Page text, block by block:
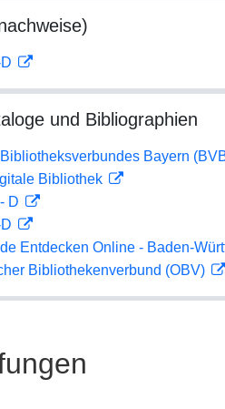
und Bibliographien
Bayern
Bibliothek
D
Entdecken Online - Baden-
Bibliothekenverbund (OBV)